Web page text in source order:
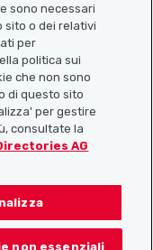
sono necessari
sito o dei relativi
per
politica sui
che non sono
di questo sito
per gestire
consultate la
AG
non essenziali